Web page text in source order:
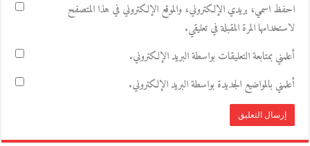
احفظ اسمي، بريدي الإلكتروني، والموقع الإلكتروني في هذا المتصفح
لاستخدامها المرة المقبلة في تعليقي.
أعلمني بمتابعة التعليقات بواسطة البريد الإلكتروني.
أعلمني بالمواضيع الجديدة بواسطة البريد الإلكتروني.